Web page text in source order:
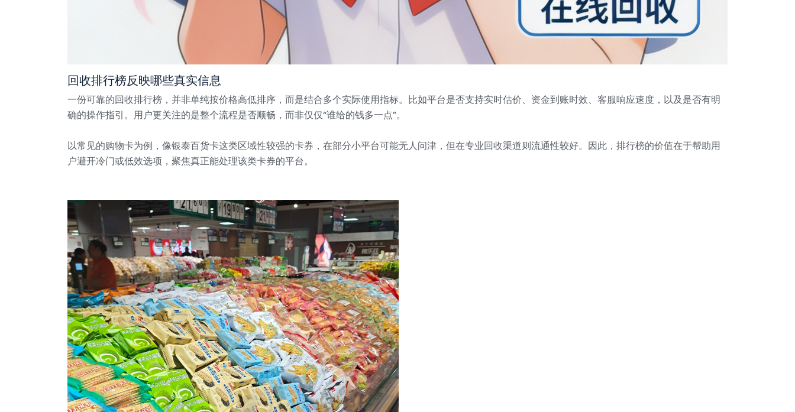
回收排行榜反映哪些真实信息
一份可靠的回收排行榜，并非单纯按价格高低排序，而是结合多个实际使用指标。比如平台是否支持实时估价、资金到账时效、客服响应速度，以及是否有明
确的操作指引。用户更关注的是整个流程是否顺畅，而非仅仅“谁给的钱多一点”。
以常见的购物卡为例，像银泰百货卡这类区域性较强的卡券，在部分小平台可能无人问津，但在专业回收渠道则流通性较好。因此，排行榜的价值在于帮助用
户避开冷门或低效选项，聚焦真正能处理该类卡券的平台。